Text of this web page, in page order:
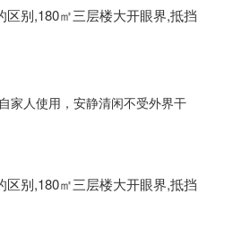
家人使用，安静清闲不受外界干